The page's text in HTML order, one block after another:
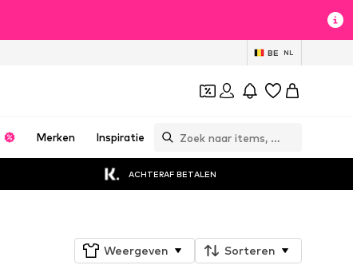
BE NL
Merken Inspiratie
ACHTERAF BETALEN
Weergeven Sorteren